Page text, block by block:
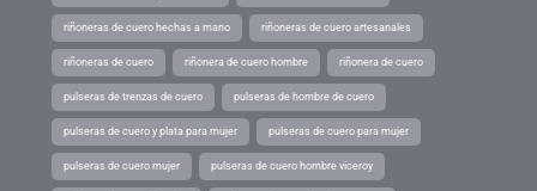
riñoneras de cuero hechas a mano riñoneras de cuero artesanales
riñoneras de cuero riñonera de cuero hombre riñonera de cuero
pulseras de trenzas de cuero pulseras de hombre de cuero
pulseras de cuero y plata para mujer pulseras de cuero para mujer
pulseras de cuero mujer pulseras de cuero hombre viceroy